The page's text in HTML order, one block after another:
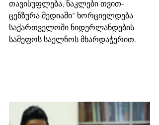
თავისუფლება, ნაკლები თვით-
ცენზურა მედიაში“ ხორციელდება
საქართველოში ნიდერლანდების
სამეფოს საელჩოს მხარდაჭერით.